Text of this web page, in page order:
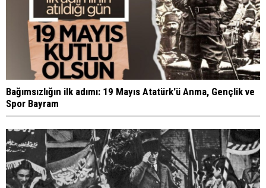
Bağımsızlığın ilk adımı: 19 Mayıs Atatürk'ü Anma, Gençlik ve
Spor Bayram